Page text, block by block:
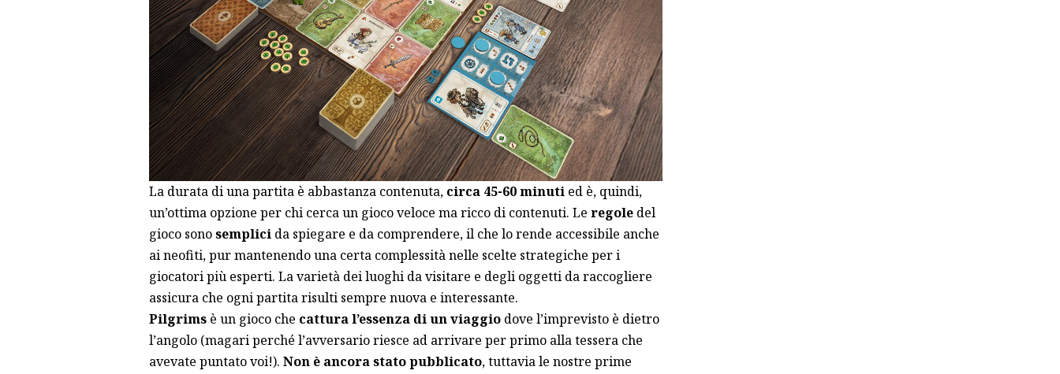
La durata di una partita è abbastanza contenuta, circa 45-60 minutied è, quindi,
un’ottima opzione per chi cerca un gioco veloce ma ricco di contenuti. Le regoledel
gioco sonosemplicida spiegare e da comprendere, il che lo rende accessibile anche
ai neofiti, pur mantenendo una certa complessità nelle scelte strategiche per i
giocatori più esperti. La varietà dei luoghi da visitare e degli oggetti da raccogliere
assicura che ogni partita risulti sempre nuova e interessante.
Pilgrimsè un gioco che cattura l’essenza di un viaggiodove l’imprevisto è dietro
l’angolo (magari perché l’avversario riesce ad arrivare per primo alla tessera che
avevate puntato voi!). Non è ancora stato pubblicato, tuttavia le nostre prime